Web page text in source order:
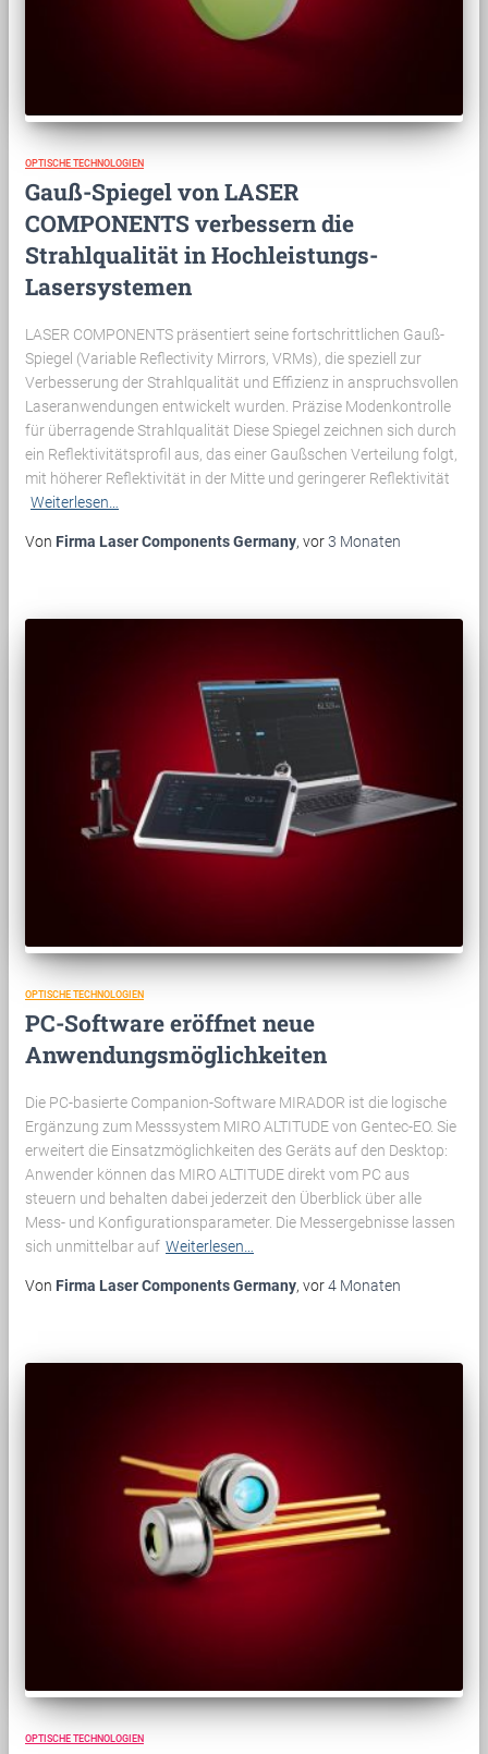
OPTISCHE TECHNOLOGIEN
Gauß-Spiegel von LASER
COMPONENTS verbessern die
Strahlqualität in Hochleistungs-
Lasersystemen
LASER COMPONENTS präsentiert seine fortschrittlichen Gauß-
Spiegel (Variable Reflectivity Mirrors, VRMs), die speziell zur
Verbesserung der Strahlqualität und Effizienz in anspruchsvollen
Laseranwendungen entwickelt wurden. Präzise Modenkontrolle
für überragende Strahlqualität Diese Spiegel zeichnen sich durch
ein Reflektivitätsprofil aus, das einer Gaußschen Verteilung folgt,
mit höherer Reflektivität in der Mitte und geringerer Reflektivität
Weiterlesen…
Von Firma Laser Components Germany, vor3 Monaten
OPTISCHE TECHNOLOGIEN
PC-Software eröffnet neue
Anwendungsmöglichkeiten
Die PC-basierte Companion-Software MIRADOR ist die logische
Ergänzung zum Messsystem MIRO ALTITUDE von Gentec-EO. Sie
erweitert die Einsatzmöglichkeiten des Geräts auf den Desktop:
Anwender können das MIRO ALTITUDE direkt vom PC aus
steuern und behalten dabei jederzeit den Überblick über alle
Mess- und Konfigurationsparameter. Die Messergebnisse lassen
sich unmittelbar auf Weiterlesen…
Von Firma Laser Components Germany, vor4 Monaten
OPTISCHE TECHNOLOGIEN